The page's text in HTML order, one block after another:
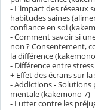
- L'impact des réseaux
habitudes saines
confiance en soi
- Comment savoir si
non ? Consentement,
la différence
- Différence entre
+ Effet des écrans sur
- Addictions - Solutions
mentale (kakemono 7)
- Lutter contre les